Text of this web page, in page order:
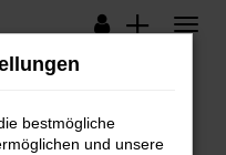
bestmögliche
und unsere